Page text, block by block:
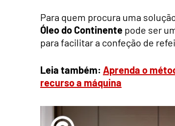
Para quem procura uma
Óleo do Continente pode ser
para facilitar a confeção de
Leia também: Aprenda o
recurso a máquina